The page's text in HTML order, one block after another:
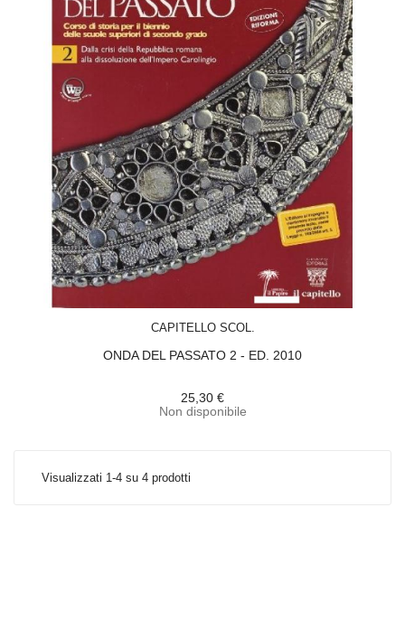
CAPITELLO SCOL.
ONDA DEL PASSATO 2 - ED. 2010
25,30 €
Non disponibile
Visualizzati 1-4 su 4 prodotti